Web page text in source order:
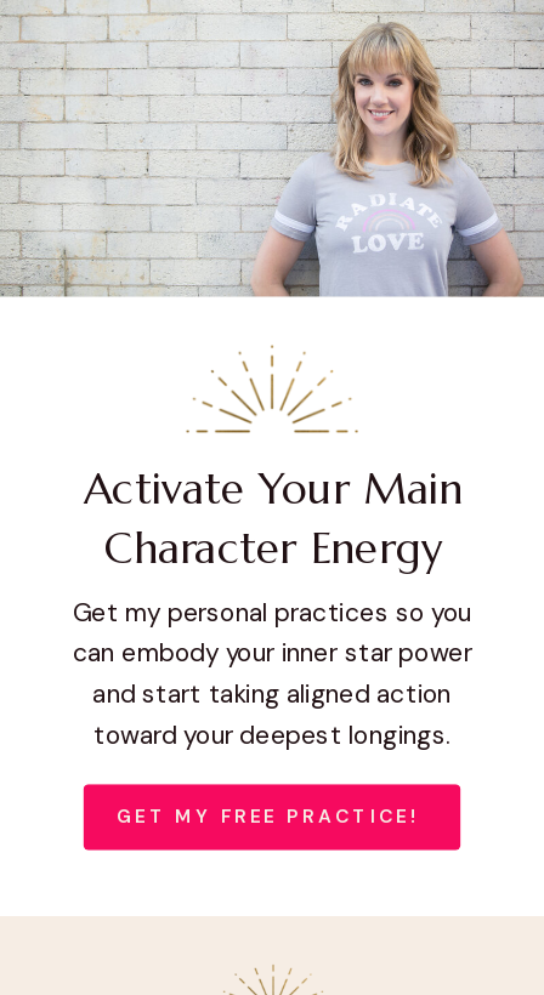
Activate Your Main
Character Energy
Get my personal practices so you
can embody your inner star power
and start taking aligned action
toward your deepest longings.
GET MY FREE PRACTICE!